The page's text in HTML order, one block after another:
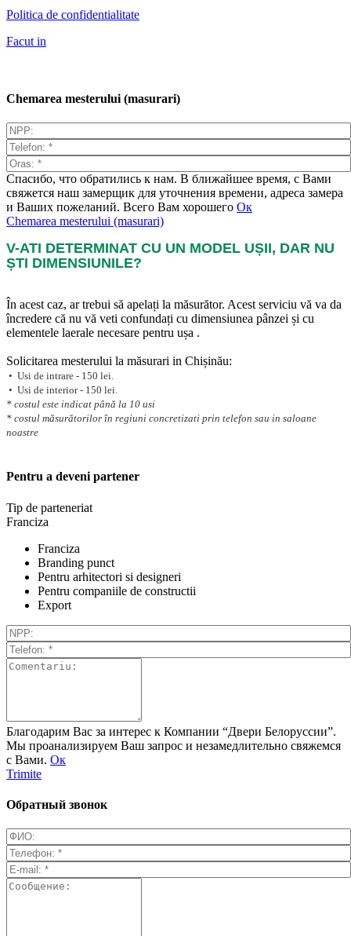
Politica de confidentialitate
Facut in
Chemarea mesterului (masurari)
Спасибо, что обратились к нам. В ближайшее время, с Вами
свяжется наш замерщик для уточнения времени, адреса замера
и Ваших пожеланий. Всего Вам хорошего Ок
Chemarea mesterului (masurari)
V-ATI DETERMINAT CU UN MODEL UȘII, DAR NU
ȘTI DIMENSIUNILE?
În acest caz, ar trebui să apelați la măsurător. Acest serviciu vă va da
încredere că nu vă veti confundați cu dimensiunea pânzei și cu
elementele laerale necesare pentru ușa .
Solicitarea mesterului la măsurari in Chișinău:
• Usi de intrare - 150 lei.
• Usi de interior - 150 lei.
* costul este indicat până la 10 usi
* costul măsurătorilor în regiuni concretizati prin telefon sau in saloane
noastre
Pentru a deveni partener
Tip de parteneriat
Franciza
Franciza
Branding punct
Pentru arhitectori si designeri
Pentru companiile de constructii
Export
Благодарим Вас за интерес к Компании “Двери Белоруссии”.
Мы проанализируем Ваш запрос и незамедлительно свяжемся
с Вами. Ок
Trimite
Обратный звонок